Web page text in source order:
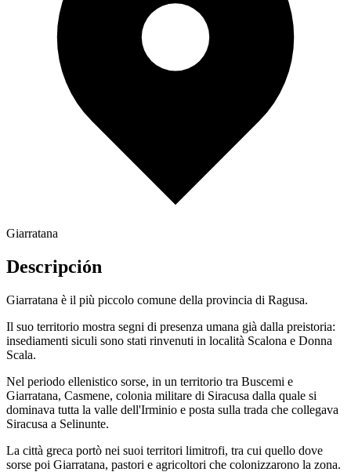
Giarratana
Descripción
Giarratana è il più piccolo comune della provincia di Ragusa.
Il suo territorio mostra segni di presenza umana già dalla preistoria:
insediamenti siculi sono stati rinvenuti in località Scalona e Donna
Scala.
Nel periodo ellenistico sorse, in un territorio tra Buscemi e
Giarratana, Casmene, colonia militare di Siracusa dalla quale si
dominava tutta la valle dell'Irminio e posta sulla trada che collegava
Siracusa a Selinunte.
La città greca portò nei suoi territori limitrofi, tra cui quello dove
sorse poi Giarratana, pastori e agricoltori che colonizzarono la zona.